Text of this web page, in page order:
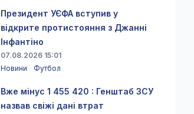
Президент УЄФА вступив у
відкрите протистояння з Джанні
Інфантіно
07.08.2026 15:01
Новини
Футбол
Вже мінус 1 455 420 : Генштаб ЗСУ
назвав свіжі дані втрат